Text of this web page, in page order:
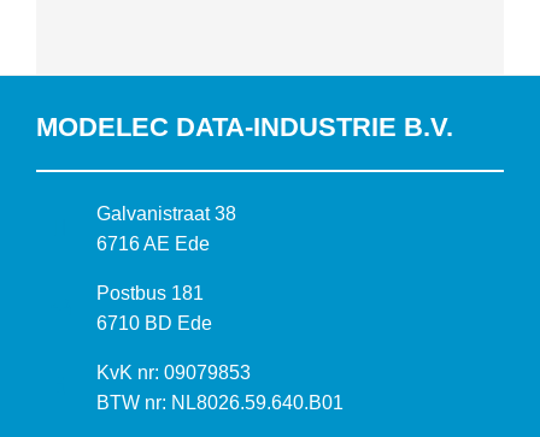
MODELEC DATA-INDUSTRIE B.V.
B
e
o
e
k
a
Galvanistraat 38
6716 AE Ede
P
o
t
a
Postbus 181
6710 BD Ede
I
n
KvK nr: 09079853
BTW nr: NL8026.59.640.B01